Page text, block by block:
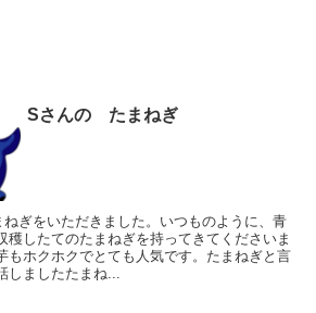
Sさんの たまねぎ
ぎをいただきました。いつものように、青
穫したてのたまねぎを持ってきてくださいま
もホクホクでとても人気です。たまねぎと言
しましたたまね...